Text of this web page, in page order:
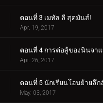
ตอนที่ 3 เมทัล ลี สุดมันส์!
Apr. 19, 2017
ตอนที่ 4 การต่อสู้ของนินจาแ
Apr. 26, 2017
ตอนที่ 5 นักเรียนโอนย้ายลึก
May. 03, 2017